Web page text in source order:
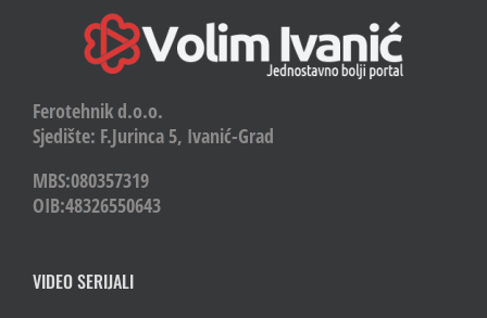
Ferotehnik d.o.o.
Sjedište: F.Jurinca 5, Ivanić-Grad
MBS:080357319
OIB:48326550643
VIDEO SERIJALI